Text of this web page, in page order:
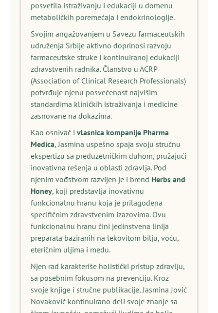
posvetila istraživanju i edukaciji u domenu
metaboličkih poremećaja i endokrinologije.
Svojim angažovanjem u Savezu farmaceutskih
udruženja Srbije aktivno doprinosi razvoju
farmaceutske struke i kontinuiranoj edukaciji
zdravstvenih radnika. Članstvo u ACRP
(Association of Clinical Research Professionals)
potvrđuje njenu posvećenost najvišim
standardima kliničkih istraživanja i medicine
zasnovane na dokazima.
Kao osnivač i vlasnica kompanije Pharma
Medica, Jasmina uspešno spaja svoju stručnu
ekspertizu sa preduzetničkim duhom, pružajući
inovativna rešenja u oblasti zdravlja. Pod
njenim vođstvom razvijen je i brend Herbs and
Honey, koji predstavlja inovativnu
funkcionalnu hranu koja je prilagođena
specifičnim zdravstvenim izazovima. Ovu
funkcionalnu hranu čini jedinstvena linija
preparata baziranih na lekovitom bilju, voću,
eteričnim uljima i medu.
Njen rad karakteriše holistički pristup zdravlju,
sa posebnim fokusom na prevenciju. Kroz
svoje knjige i stručne publikacije, Jasmina Jović
Novaković kontinuirano deli svoje znanje sa